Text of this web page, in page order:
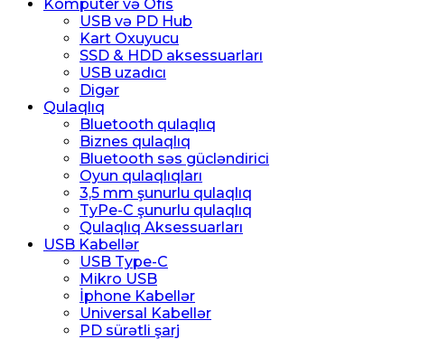
Kompüter və Ofis
USB və PD Hub
Kart Oxuyucu
SSD & HDD aksessuarları
USB uzadıcı
Digər
Qulaqlıq
Bluetooth qulaqlıq
Biznes qulaqlıq
Bluetooth səs gücləndirici
Oyun qulaqlıqları
3,5 mm şunurlu qulaqlıq
TyPe-C şunurlu qulaqlıq
Qulaqlıq Aksessuarları
USB Kabellər
USB Type-C
Mikro USB
İphone Kabellər
Universal Kabellər
PD sürətli şarj